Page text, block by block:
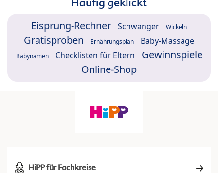
Eisprung-Rechner Schwanger Wickeln
Gratisproben Ernährungsplan Baby-Massage
Babynamen Checklisten für Eltern
Gewinnspiele
Online-Shop
HiPP für Fachkreise